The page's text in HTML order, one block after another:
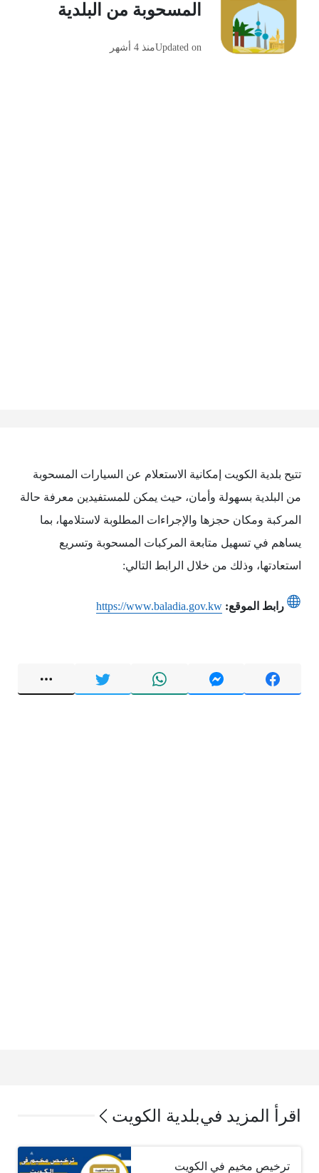
المسحوبة من البلدية
Updated onمنذ 4 أشهر
تتيح بلدية الكويت إمكانية الاستعلام عن السيارات المسحوبة
من البلدية بسهولة وأمان، حيث يمكن للمستفيدين معرفة حالة
المركبة ومكان حجزها والإجراءات المطلوبة لاستلامها، بما
يساهم في تسهيل متابعة المركبات المسحوبة وتسريع
استعادتها، وذلك من خلال الرابط التالي:
رابط الموقع: https://www.baladia.gov.kw
اقرأ المزيد فيبلدية الكويت
ترخيص مخيم في الكويت